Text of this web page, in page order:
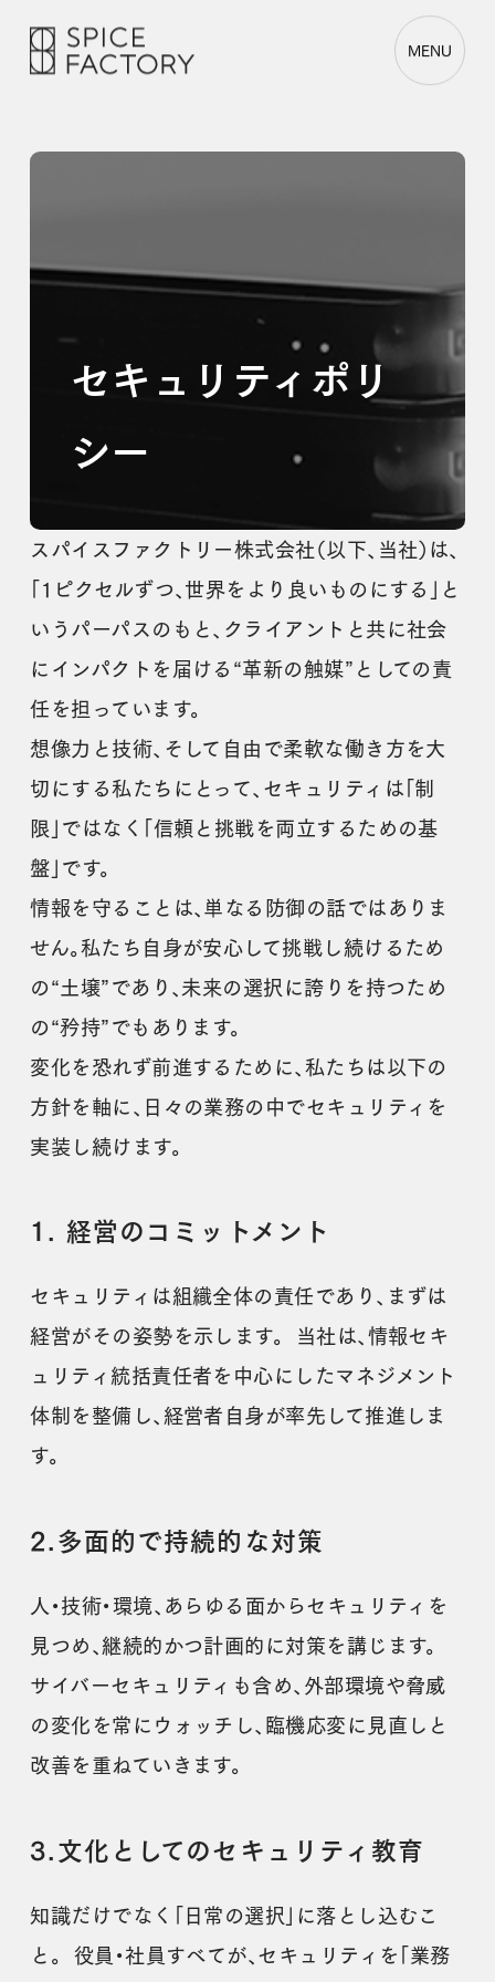
MENU
セキュリティポリ
シー
スパイスファクトリー株式会社（以下、当社）は、
「1ピクセルずつ、世界をより良いものにする」と
いうパーパスのもと、クライアントと共に社会
にインパクトを届ける“革新の触媒”としての責
任を担っています。
想像力と技術、そして自由で柔軟な働き方を大
切にする私たちにとって、セキュリティは「制
限」ではなく「信頼と挑戦を両立するための基
盤」です。
情報を守ることは、単なる防御の話ではありま
せん。私たち自身が安心して挑戦し続けるため
の“土壌”であり、未来の選択に誇りを持つため
の“矜持”でもあります。
変化を恐れず前進するために、私たちは以下の
方針を軸に、日々の業務の中でセキュリティを
実装し続けます。
1. 経営のコミットメント
セキュリティは組織全体の責任であり、まずは
経営がその姿勢を示します。 当社は、情報セキ
ュリティ統括責任者を中心にしたマネジメント
体制を整備し、経営者自身が率先して推進しま
す。
2.多面的で持続的な対策
人・技術・環境、あらゆる面からセキュリティを
見つめ、継続的かつ計画的に対策を講じます。
サイバーセキュリティも含め、外部環境や脅威
の変化を常にウォッチし、臨機応変に見直しと
改善を重ねていきます。
3.文化としてのセキュリティ教育
知識だけでなく「日常の選択」に落とし込むこ
と。 役員・社員すべてが、セキュリティを「業務